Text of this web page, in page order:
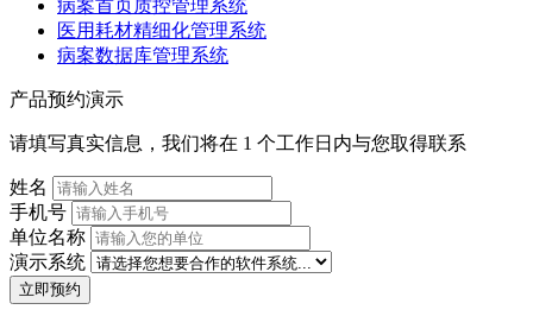
病案首页质控管理系统
医用耗材精细化管理系统
病案数据库管理系统
产品预约演示
请填写真实信息，我们将在 1 个工作日内与您取得联系
姓名
手机号
单位名称
演示系统
立即预约